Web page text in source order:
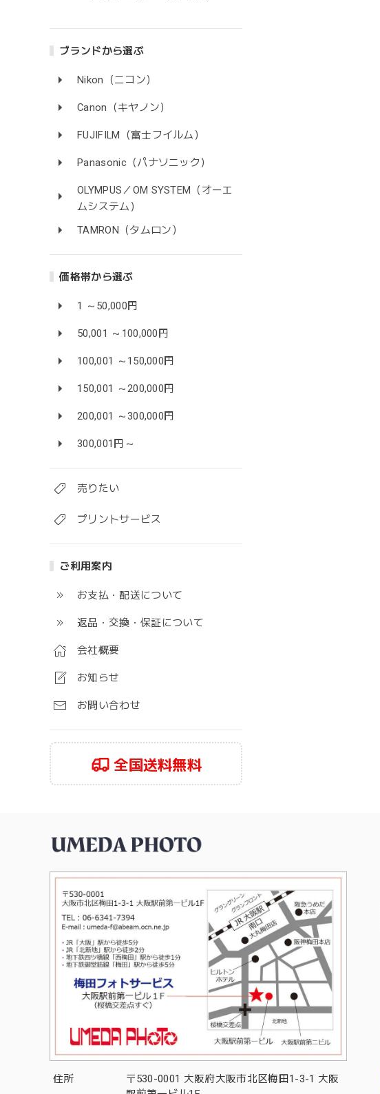
ブランドから選ぶ
Nikon（ニコン）
Canon（キヤノン）
FUJIFILM（富士フイルム）
Panasonic（パナソニック）
OLYMPUS／OM SYSTEM（オーエ
ムシステム）
TAMRON（タムロン）
価格帯から選ぶ
1 ～50,000円
50,001 ～100,000円
100,001 ～150,000円
150,001 ～200,000円
200,001 ～300,000円
300,001円～
売りたい
プリントサービス
ご利用案内
お支払・配送について
返品・交換・保証について
会社概要
お知らせ
お問い合わせ
全国送料無料
住所
〒530-0001 大阪府大阪市北区梅田1-3-1 大阪